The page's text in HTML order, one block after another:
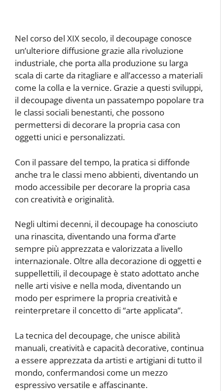
Nel corso del XIX secolo, il decoupage conosce
un’ulteriore diffusione grazie alla rivoluzione
industriale, che porta alla produzione su larga
scala di carte da ritagliare e all’accesso a materiali
come la colla e la vernice. Grazie a questi sviluppi,
il decoupage diventa un passatempo popolare tra
le classi sociali benestanti, che possono
permettersi di decorare la propria casa con
oggetti unici e personalizzati.
Con il passare del tempo, la pratica si diffonde
anche tra le classi meno abbienti, diventando un
modo accessibile per decorare la propria casa
con creatività e originalità.
Negli ultimi decenni, il decoupage ha conosciuto
una rinascita, diventando una forma d’arte
sempre più apprezzata e valorizzata a livello
internazionale. Oltre alla decorazione di oggetti e
suppellettili, il decoupage è stato adottato anche
nelle arti visive e nella moda, diventando un
modo per esprimere la propria creatività e
reinterpretare il concetto di “arte applicata”.
La tecnica del decoupage, che unisce abilità
manuali, creatività e capacità decorative, continua
a essere apprezzata da artisti e artigiani di tutto il
mondo, confermandosi come un mezzo
espressivo versatile e affascinante.